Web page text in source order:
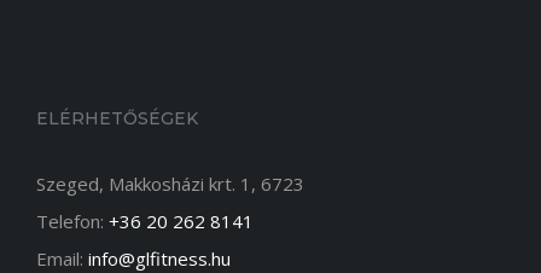
ELÉRHETŐSÉGEK
Szeged, Makkosházi krt. 1, 6723
Telefon: +36 20 262 8141
Email: info@glfitness.hu